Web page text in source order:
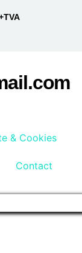
& Cookies
Contact